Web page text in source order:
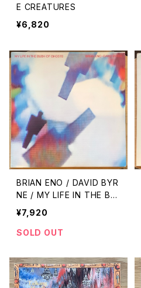
E CREATURES
¥6,820
BRIAN ENO / DAVID BYR
NE / MY LIFE IN THE BU
SH OF GHOSTS
¥7,920
SOLD OUT